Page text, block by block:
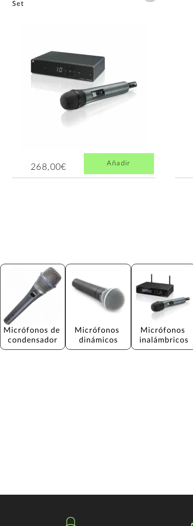
Set
268,00€ Añadir
Micrófonos de
condensador
Micrófonos
dinámicos
Micrófonos
inalámbricos